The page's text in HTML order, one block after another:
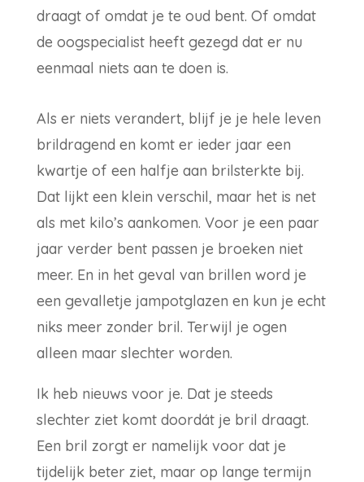
draagt of omdat je te oud bent. Of omdat
de oogspecialist heeft gezegd dat er nu
eenmaal niets aan te doen is.
Als er niets verandert, blijf je je hele leven
brildragend en komt er ieder jaar een
kwartje of een halfje aan brilsterkte bij.
Dat lijkt een klein verschil, maar het is net
als met kilo’s aankomen. Voor je een paar
jaar verder bent passen je broeken niet
meer. En in het geval van brillen word je
een gevalletje jampotglazen en kun je echt
niks meer zonder bril. Terwijl je ogen
alleen maar slechter worden.
Ik heb nieuws voor je. Dat je steeds
slechter ziet komt doordát je bril draagt.
Een bril zorgt er namelijk voor dat je
tijdelijk beter ziet, maar op lange termijn